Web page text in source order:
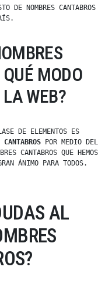
DE NOMBRES CANTABROS
MODO
WEB?
DE ELEMENTOS ES
CANTABROSPOR MEDIO DEL
CANTABROS QUE HEMOS
ÁNIMO PARA TODOS.
AL